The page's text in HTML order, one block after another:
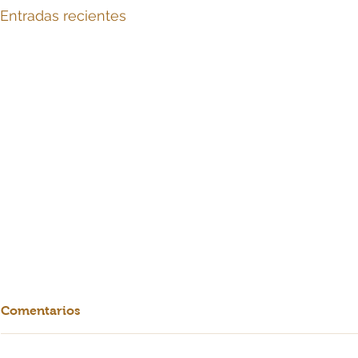
Entradas recientes
Comentarios